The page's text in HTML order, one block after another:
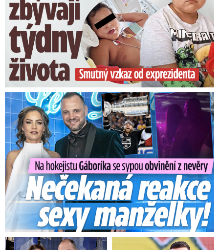
Na Gáboríka se sypou obvinění z nevěry: Reakce manželky!